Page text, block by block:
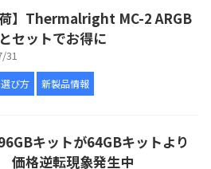
荷】Thermalright MC-2 ARGB
セットでお得に
31
び方 新製品情報
キットが64GBキットより
価格逆転現象発生中